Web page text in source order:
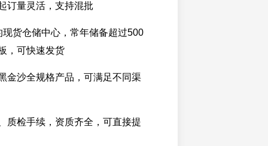
订量灵活，支持混批
货仓储中心，常年储备超过500
，可快速发货
金沙全规格产品，可满足不同渠
质检手续，资质齐全，可直接提